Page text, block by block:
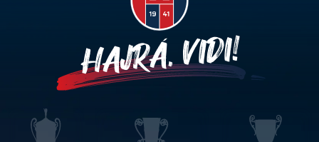
HAJRÁ, VIDI!